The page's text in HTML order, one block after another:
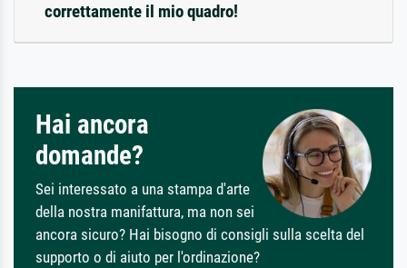
correttamente il mio quadro!
Hai ancora
domande?
Sei interessato a una stampa d'arte
della nostra manifattura, ma non sei
ancora sicuro? Hai bisogno di consigli sulla scelta del
supporto o di aiuto per l'ordinazione?